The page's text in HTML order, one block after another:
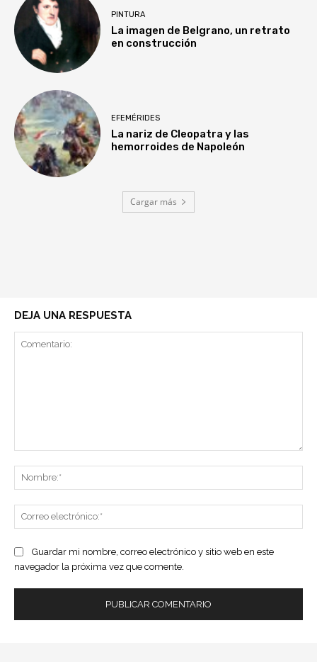
PINTURA
La imagen de Belgrano, un retrato
en construcción
EFEMÉRIDES
La nariz de Cleopatra y las
hemorroides de Napoleón
Cargar más
DEJA UNA RESPUESTA
Guardar mi nombre, correo electrónico y sitio web en este
navegador la próxima vez que comente.